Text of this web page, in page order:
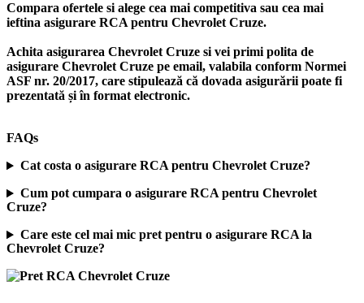
Compara ofertele si alege cea mai competitiva sau cea mai
ieftina asigurare RCA pentru Chevrolet Cruze.
Achita asigurarea Chevrolet Cruze si vei primi polita de
asigurare Chevrolet Cruze pe email, valabila conform Normei
ASF nr. 20/2017, care stipulează că dovada asigurării poate fi
prezentată și în format electronic.
FAQs
Cat costa o asigurare RCA pentru Chevrolet Cruze?
Cum pot cumpara o asigurare RCA pentru Chevrolet
Cruze?
Care este cel mai mic pret pentru o asigurare RCA la
Chevrolet Cruze?